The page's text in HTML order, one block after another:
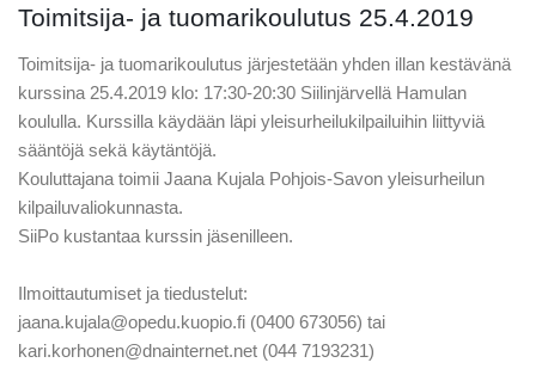
Toimitsija- ja tuomarikoulutus 25.4.2019
Toimitsija- ja tuomarikoulutus järjestetään yhden illan kestävänä
kurssina 25.4.2019 klo: 17:30-20:30 Siilinjärvellä Hamulan
koululla. Kurssilla käydään läpi yleisurheilukilpailuihin liittyviä
sääntöjä sekä käytäntöjä.
Kouluttajana toimii Jaana Kujala Pohjois-Savon yleisurheilun
kilpailuvaliokunnasta.
SiiPo kustantaa kurssin jäsenilleen.
Ilmoittautumiset ja tiedustelut:
jaana.kujala@opedu.kuopio.fi (0400 673056) tai
kari.korhonen@dnainternet.net (044 7193231)